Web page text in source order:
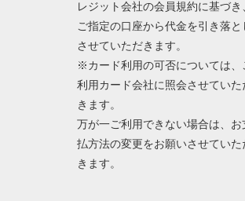
レジット会社の会員規約に基づき
ご指定の口座から代金を引き落と
させていただきます。
※カード利用の可否については、
利用カード会社に照会させていた
きます。
万が一ご利用できない場合は、お
払方法の変更をお願いさせていた
きます。